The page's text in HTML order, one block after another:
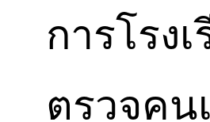
การโรง
ตรวจคน